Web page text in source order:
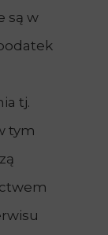
są w
tj.
tym